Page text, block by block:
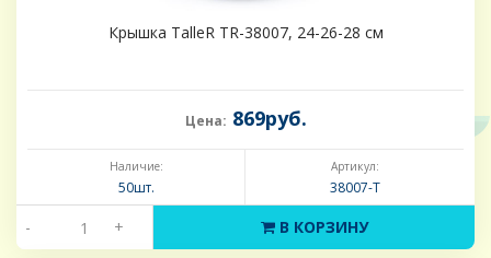
Крышка TalleR TR-38007, 24-26-28 см
Цена: 869руб.
Наличие:
50шт.
Артикул:
38007-Т
- + В КОРЗИНУ